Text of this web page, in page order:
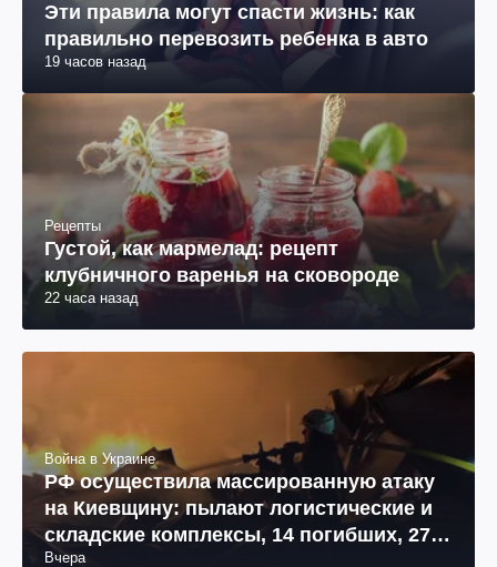
Эти правила могут спасти жизнь: как
правильно перевозить ребенка в авто
19 часов назад
Рецепты
Густой, как мармелад: рецепт
клубничного варенья на сковороде
22 часа назад
Война в Украине
РФ осуществила массированную атаку
на Киевщину: пылают логистические и
складские комплексы, 14 погибших, 27
раненых (фото, видео)
Вчера